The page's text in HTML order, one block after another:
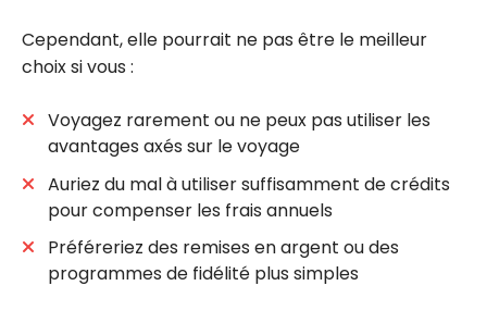
Cependant, elle pourrait ne pas être le meilleur
choix si vous :
Voyagez rarement ou ne peux pas utiliser les
avantages axés sur le voyage
Auriez du mal à utiliser suffisamment de crédits
pour compenser les frais annuels
Préféreriez des remises en argent ou des
programmes de fidélité plus simples